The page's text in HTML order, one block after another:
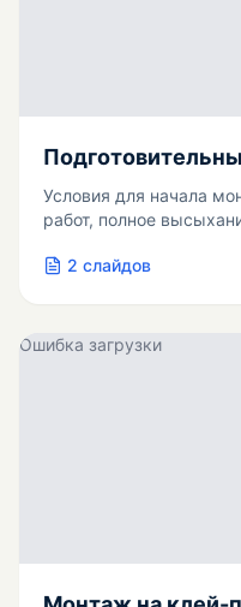
Условия для начала
работ, полное
2 слайдов
Ошибка загрузки